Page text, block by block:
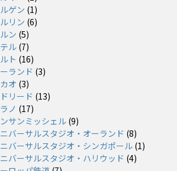
ゲン (1)
リン (6)
ン (5)
ル(7)
ト (16)
ランド (3)
オ (3)
リード (13)
ノ (17)
サンミッシェル(9)
バーサルスタジオ・オーランド (8)
バーサルスタジオ・シンガポール (1)
バーサルスタジオ・ハリウッド (4)